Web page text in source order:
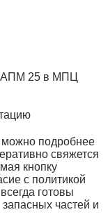
АПМ 25 в МПЦ
подробнее
свяжется
кнопку
с политикой
готовы
частей и